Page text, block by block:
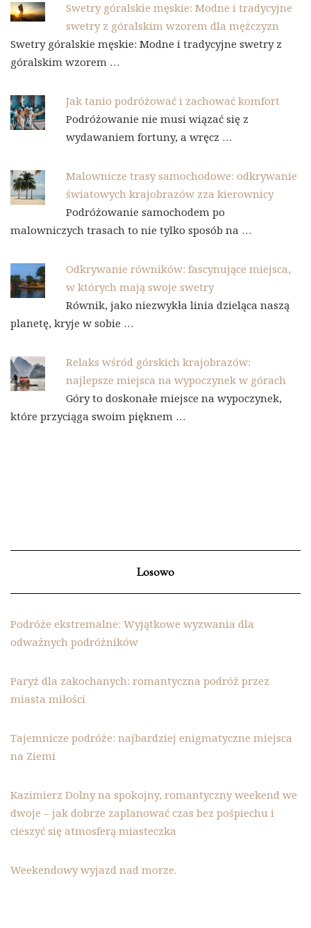
Swetry góralskie męskie: Modne i tradycyjne
swetry z góralskim wzorem dla mężczyzn
Swetry góralskie męskie: Modne i tradycyjne swetry z
góralskim wzorem …
Jak tanio podróżować i zachować komfort
Podróżowanie nie musi wiązać się z
wydawaniem fortuny, a wręcz …
Malownicze trasy samochodowe: odkrywanie
światowych krajobrazów zza kierownicy
Podróżowanie samochodem po
malowniczych trasach to nie tylko sposób na …
Odkrywanie równików: fascynujące miejsca,
w których mają swoje swetry
Równik, jako niezwykła linia dzieląca naszą
planetę, kryje w sobie …
Relaks wśród górskich krajobrazów:
najlepsze miejsca na wypoczynek w górach
Góry to doskonałe miejsce na wypoczynek,
które przyciąga swoim pięknem …
Losowo
Podróże ekstremalne: Wyjątkowe wyzwania dla
odważnych podróżników
Paryż dla zakochanych: romantyczna podróż przez
miasta miłości
Tajemnicze podróże: najbardziej enigmatyczne miejsca
na Ziemi
Kazimierz Dolny na spokojny, romantyczny weekend we
dwoje – jak dobrze zaplanować czas bez pośpiechu i
cieszyć się atmosferą miasteczka
Weekendowy wyjazd nad morze.